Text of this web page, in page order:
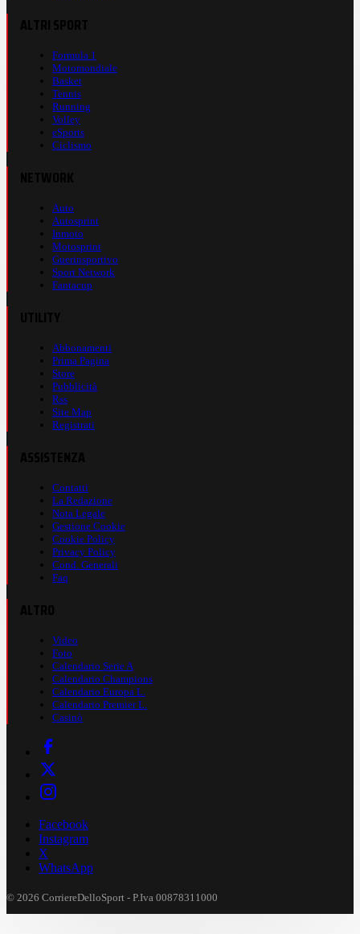
Formula 1
Motomondiale
Basket
Tennis
Running
Volley
eSports
Ciclismo
Auto
Autosprint
Inmoto
Motosprint
Guerinsportivo
Sport Network
Fantacup
Abbonamenti
Prima Pagina
Store
Pubblicità
Rss
Site Map
Registrati
Contatti
La Redazione
Nota Legale
Gestione Cookie
Cookie Policy
Privacy Policy
Cond. Generali
Faq
Video
Foto
Calendario Serie A
Calendario Champions
Calendario Europa L.
Calendario Premier L.
Casinò
Facebook
Instagram
X
WhatsApp
© 2026 CorriereDelloSport - P.Iva 00878311000